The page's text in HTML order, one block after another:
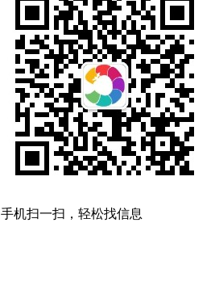
手机扫一扫，轻松找信息